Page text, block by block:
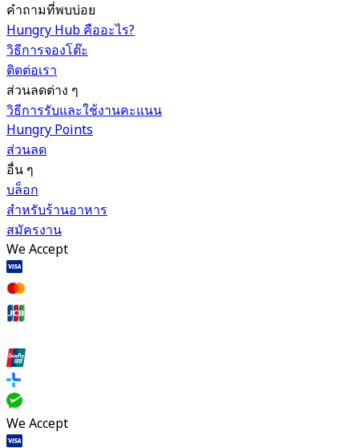
คำถามที่พบบ่อย
Hungry Hub คืออะไร?
วิธีการจองโต๊ะ
ติดต่อเรา
ส่วนลดต่าง ๆ
วิธีการรับและใช้งานคะแนน
Hungry Points
ส่วนลด
อื่น ๆ
บล็อก
สำหรับร้านอาหาร
สมัครงาน
We Accept
We Accept